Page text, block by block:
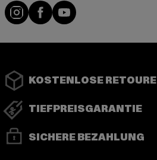
Instagram
FacebookYouTube
KOSTENLOSE RETOURE
TIEFPREISGARANTIE
SICHERE BEZAHLUNG